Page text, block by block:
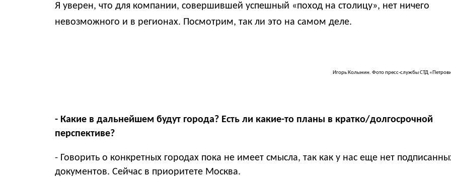
Я уверен, что для компании, совершившей успешный «поход на столицу», нет ничего
невозможного и в регионах. Посмотрим, так ли это на самом деле.
Игорь Колынин. Фото пресс-службы СТД
- Какие в дальнейшем будут города? Есть ли какие-то планы в кратко/долгосрочной
перспективе?
- Говорить о конкретных городах пока не имеет смысла, так как у нас еще нет
документов. Сейчас в приоритете Москва.